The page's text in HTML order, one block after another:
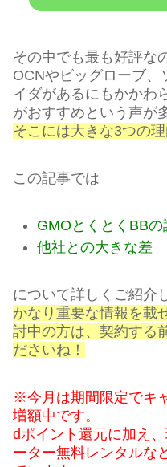
その中でも最も好評な
OCNやビッグローブ
イダがあるにもかかわ
がおすすめという声が
そこには大きな3つの理
この記事では
GMOとくとくBB
他社との大きな差
について詳しくご紹介
かなり重要な情報を載
討中の方は、契約する
ださいね！
※今月は期間限定でキ
増額中です。
dポイント還元に加え
ーター無料レンタルな